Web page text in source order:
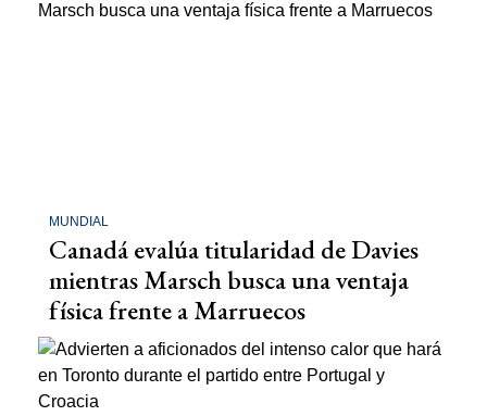
MUNDIAL
Canadá evalúa titularidad de Davies
mientras Marsch busca una ventaja
física frente a Marruecos